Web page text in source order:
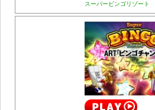
スーパービンゴリゾート